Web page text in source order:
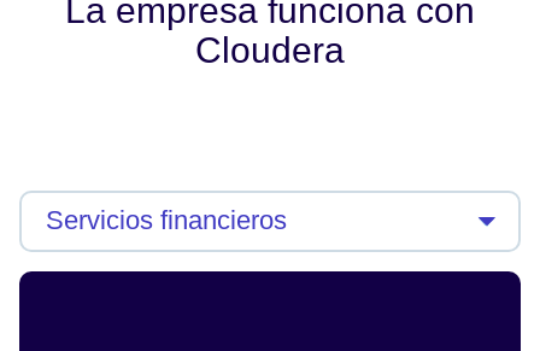
La empresa funciona con
Cloudera